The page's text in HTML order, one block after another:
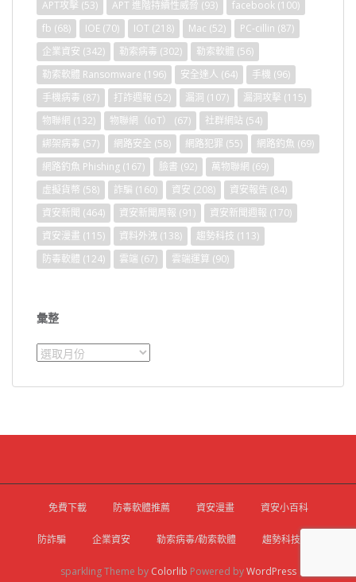
APT攻擊 (53) APT 進階持續性威脅 (93) facebook (100)
fb (68) IOE (70) IOT (218) Mac (52) PC-cillin (87)
企業資安 (342) 勒索病毒 (302) 勒索軟體 (56)
勒索軟體 Ransomware (196) 安全達人 (64) 手機 (96)
手機病毒 (87) 打詐週報 (52) 漏洞 (107) 漏洞攻擊 (115)
物聯網 (132) 物聯網（IoT） (67) 社群網站 (54)
綁架病毒 (57) 網路安全 (58) 網路犯罪 (55) 網路釣魚 (69)
網路釣魚 Phishing (167) 臉書 (92) 萬物聯網 (69)
虛擬貨幣 (58) 詐騙 (160) 資安 (208) 資安報告 (84)
資安新聞 (464) 資安新聞周報 (91) 資安新聞週報 (170)
資安漫畫 (115) 資料外洩 (138) 趨勢科技 (113)
防毒軟體 (124) 雲端 (67) 雲端運算 (90)
彙整
彙
免費下載 防毒軟體推薦 資安漫畫 資安小百科
防詐騙 企業資安 勒索病毒/勒索軟體 趨勢科技官網
sparkling Theme by Colorlib Powered byWordPress